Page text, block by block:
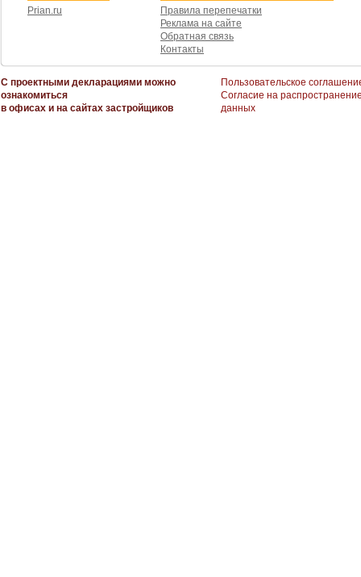
Prian.ru
Правила перепечатки
Реклама на сайте
Обратная связь
Контакты
С проектными декларациями можно
ознакомиться
в офисах и на сайтах застройщиков
Пользовательское
Согласие на
данных